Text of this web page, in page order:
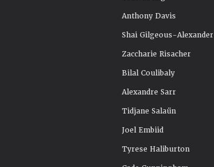
Anthony Davis
Shai Gilgeous-Alexander
Zaccharie Risacher
Bilal Coulibaly
Alexandre Sarr
Tidjane Salaün
Joel Embiid
Tyrese Haliburton